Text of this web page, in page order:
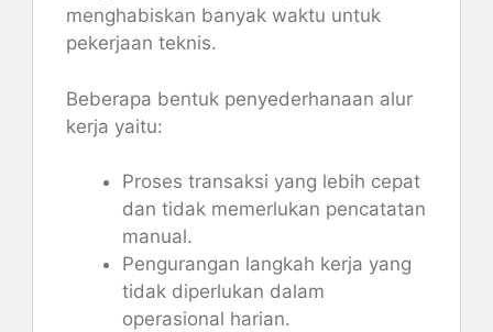
menghabiskan banyak waktu untuk
pekerjaan teknis.
Beberapa bentuk penyederhanaan alur
kerja yaitu:
Proses transaksi yang lebih cepat
dan tidak memerlukan pencatatan
manual.
Pengurangan langkah kerja yang
tidak diperlukan dalam
operasional harian.